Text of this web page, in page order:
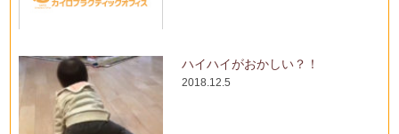
ハイハイがおかしい？！
2018.12.5